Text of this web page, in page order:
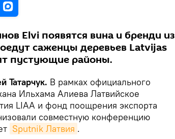
Elvi появятся вина и бренди из
саженцы деревьев Latvijas
пустующие районы.
Татарчук. В рамках официального
Ильхама Алиева Латвийское
LIAA и фонд поощрения экспорта
совместную конференцию
Sputnik Латвия .